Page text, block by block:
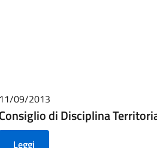
11/09/2013
Consiglio di Disciplina
Leggi